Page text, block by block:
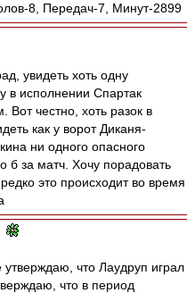
8, Передач-7, Минут-2899
увидеть хоть одну
в исполнении Спартак
честно, хоть разок в
как у ворот Диканя-
ни одного опасного
б за матч. Хочу порадовать
это происходит во время
утверждаю, что Лаудруп играл
что в период